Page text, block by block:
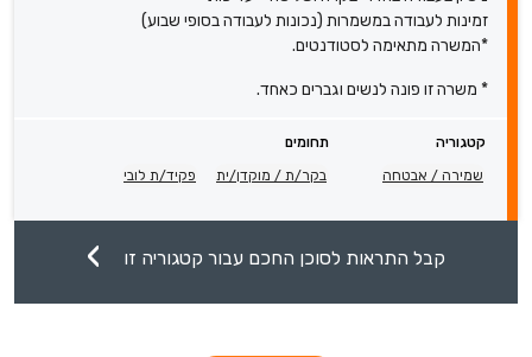
זמינות לעבודה במשמרות (נכונות לעבודה בסופי שבוע)
*המשרה מתאימה לסטודנטים.
* משרה זו פונה לנשים וגברים כאחד.
קטגוריה
תחומים
שמירה / אבטחה
בקר/ת / מוקדן/ית פקיד/ת לובי
קבל התראות לסוכן החכם עבור קטגוריה זו